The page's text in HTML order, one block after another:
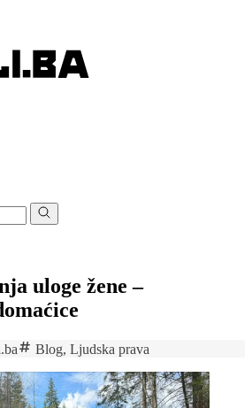
uloge žene –
Blog, Ljudska prava